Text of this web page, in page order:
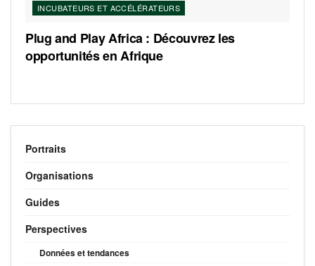
INCUBATEURS ET ACCÉLÉRATEURS
Plug and Play Africa : Découvrez les
opportunités en Afrique
Portraits
Organisations
Guides
Perspectives
Données et tendances